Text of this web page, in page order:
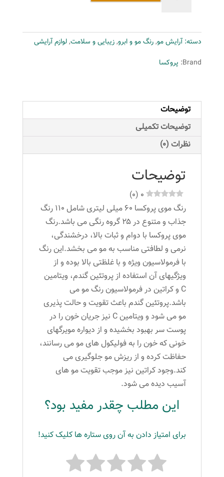
102
حجم
60
رنگ
سبز
عدد
دسته:آرایش مو,رنگ مو و ابرو,زیبایی و سلامت,لوازم آرایشی
Brand: پروکسا
توضیحات
توضیحات تکمیلی
نظرات (0)
توضیحات
0
(
0
)
رنگ موی پروکسا ۶۰ میلی لیتری شامل ۱۱۰ رنگ
جذاب و متنوع در ۲۵ گروه رنگی می باشد.رنگ
موی پروکسا با دوام و ثبات بالا، درخشندگی،
نرمی و لطافتی مناسب به مو می بخشد.این رنگ
با فرمولاسیون ویژه و با غلظتی بالا بوده و از
ویژگیهای آن استفاده از پروتئین گندم، ویتامین
C و کراتین در فرمولاسیون رنگ مو می
باشد.پروتئین گندم باعث تقویت و حالت پذیری
مو می شود و ویتامین C نیز جریان خون را در
پوست سر بهبود بخشیده و از دیواره مویرگهای
خونی که خون را به فولیکول های مو می رسانند،
حفاظت کرده و از ریزش مو جلوگیری می
کند.وجود کراتین نیز موجب تقویت مو های
آسیب دیده می شود.
این مطلب چقدر مفید بود؟
برای امتیاز دادن به آن روی ستاره ها کلیک کنید!